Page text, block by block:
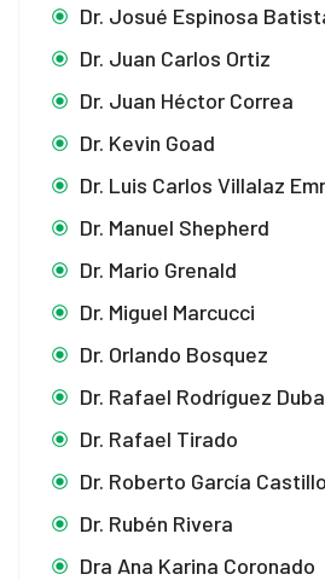
Dr. Josué Espinosa
Dr. Juan Carlos Ortiz
Dr. Juan Héctor Correa
Dr. Kevin Goad
Dr. Luis Carlos Villalaz
Dr. Manuel Shepherd
Dr. Mario Grenald
Dr. Miguel Marcucci
Dr. Orlando Bosquez
Dr. Rafael Rodríguez
Dr. Rafael Tirado
Dr. Roberto García Castillo
Dr. Rubén Rivera
Dra Ana Karina Coronado